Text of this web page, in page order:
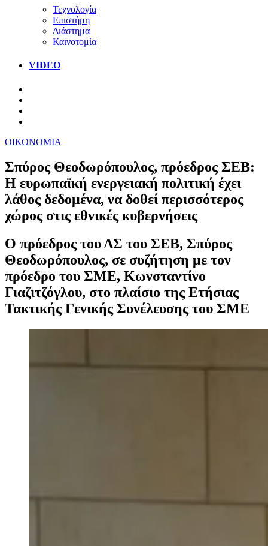
Τεχνολογία
Επιστήμη
Διάστημα
Καινοτομία
VIDEO
ΟΙΚΟΝΟΜΙΑ
Σπύρος Θεοδωρόπουλος, πρόεδρος ΣΕΒ:
Η ευρωπαϊκή ενεργειακή πολιτική έχει
λάθος δεδομένα, να δοθεί περισσότερος
χώρος στις εθνικές κυβερνήσεις
Ο πρόεδρος του ΔΣ του ΣΕΒ, Σπύρος
Θεοδωρόπουλος, σε συζήτηση με τον
πρόεδρο του ΣΜΕ, Κωνσταντίνο
Γιαζιτζόγλου, στο πλαίσιο της Ετήσιας
Τακτικής Γενικής Συνέλευσης του ΣΜΕ